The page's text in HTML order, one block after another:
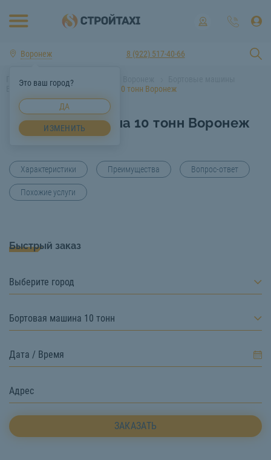
Воронеж
Это ваш город?
ДА
ИЗМЕНИТЬ
8 (922) 517-40-66
Главная Аренда спецтехники Воронеж
Воронеж
Бортовая машина 10 тонн Воронеж
Бортовая машина 10 тонн Воронеж
Характеристики Преимущества Вопрос-ответ
Похожие услуги
Быстрый заказ
Выберите город
Бортовая машина 10 тонн
ЗАКАЗАТЬ